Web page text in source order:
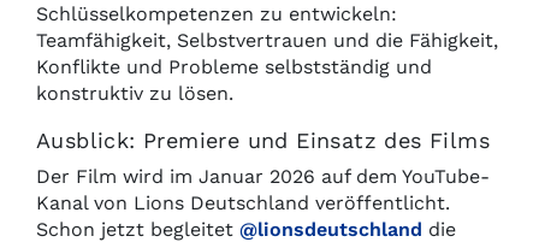
Schlüsselkompetenzen zu entwickeln:
Teamfähigkeit, Selbstvertrauen und die Fähigkeit,
Konflikte und Probleme selbstständig und
konstruktiv zu lösen.
Ausblick: Premiere und Einsatz des Films
Der Film wird im Januar 2026 auf dem YouTube-
Kanal von Lions Deutschland veröffentlicht.
Schon jetzt begleitet @lionsdeutschland die